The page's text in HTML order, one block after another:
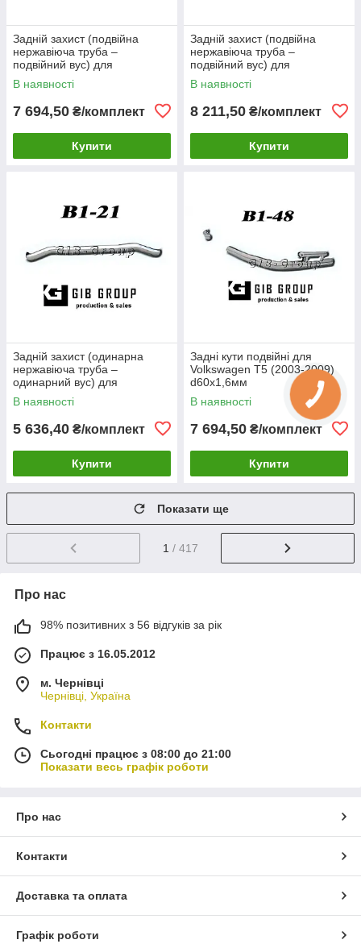
Задній захист (подвійна
нержавіюча труба –
подвійний вус) для
Volkswagen Sharan I (1999-
2009) d60х1,6мм
В наявності
7 694,50 ₴/комплект
Купити
Задній захист (подвійна
нержавіюча труба –
подвійний вус) для
Volkswagen Sharan I (1999-
2009) d60х1,6мм
В наявності
8 211,50 ₴/комплект
Купити
Задній захист (одинарна
нержавіюча труба –
одинарний вус) для
Volkswagen T5 (2003-2009)
d60х1,6мм
В наявності
5 636,40 ₴/комплект
Купити
Задні кути подвійні для
Volkswagen T5 (2003-2009)
d60х1,6мм
В наявності
7 694,50 ₴/комплект
Купити
Показати ще
1 / 417
Про нас
98% позитивних з 56 відгуків за рік
Працює з 16.05.2012
м. Чернівці
Чернівці, Україна
Контакти
Сьогодні працює з 08:00 до 21:00
Показати весь графік роботи
Про нас
Контакти
Доставка та оплата
Графік роботи